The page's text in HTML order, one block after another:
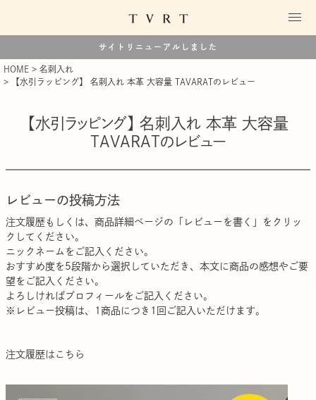
サイトリニューアルしました
HOME
名刺入れ
【水引ラッピング】 名刺入れ 本革 大容量 TAVARATのレビュー
【水引ラッピング】 名刺入れ 本革 大容量
TAVARATのレビュー
レビューの投稿方法
注文履歴 もしくは、商品詳細ページの「レビューを書く」をクリッ
クしてください。
ニックネームをご記入ください。
おすすめ度を5段階から選択していただき、本文に商品の感想やご要
望をご記入ください。
よろしければプロフィールをご記入ください。
※レビュー投稿は、1商品につき1回ご記入いただけます。
注文履歴はこちら